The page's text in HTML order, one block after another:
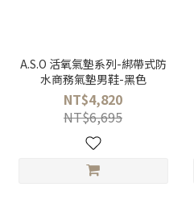
A.S.O 活氧氣墊系列-綁帶式防
水商務氣墊男鞋-黑色
NT$4,820
NT$6,695